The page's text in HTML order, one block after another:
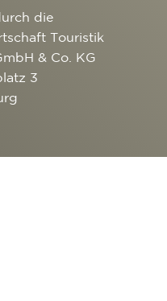
die
Touristik
& Co. KG
3